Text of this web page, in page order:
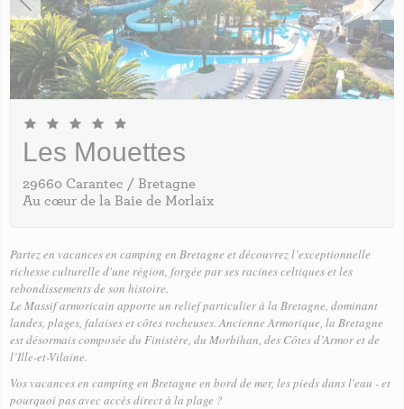
Les Mouettes
29660 Carantec / Bretagne
Au cœur de la Baie de Morlaix
Partez en vacances en camping en Bretagne et découvrez l’exceptionnelle
richesse culturelle d'une région, forgée par ses racines celtiques et les
rebondissements de son histoire.
Le Massif armoricain apporte un relief particulier à la Bretagne, dominant
landes, plages, falaises et côtes rocheuses. Ancienne Armorique, la Bretagne
est désormais composée du Finistère, du Morbihan, des Côtes d’Armor et de
l’Ille-et-Vilaine.
Vos vacances en camping en Bretagne en bord de mer, les pieds dans l'eau - et
pourquoi pas avec accès direct à la plage ?